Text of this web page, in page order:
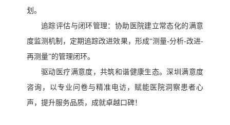
划。
追踪评估与闭环管理：协助医院建立常态化的满意
度监测机制，定期追踪改进效果，形成“测量-分析-改进-
再测量”的管理闭环。
驱动医疗满意度，共筑和谐健康生态。深圳满意度
咨询，以专业问卷与精准电访，赋能医院洞察患者心
声，提升服务品质，成就卓越口碑！